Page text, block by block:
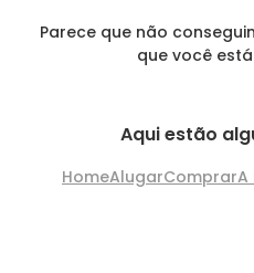
Parece que não
que você
Aqui estão
HomeAlugarComprarA